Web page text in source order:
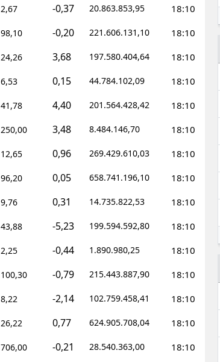
Kırklareli
Kırşehir
Kocaeli
Konya
Kütahya
Malatya
Manisa
Kahramanmaraş
Mardin
Muğla
Muş
Nevşehir
Niğde
Ordu
Rize
2,67 -0,37 20.863.853,95 18:10
98,10 -0,20 221.606.131,10 18:10
24,26 3,68 197.580.404,64 18:10
6,53 0,15 44.784.102,09 18:10
41,78 4,40 201.564.428,42 18:10
250,00 3,48 8.484.146,70 18:10
12,65 0,96 269.429.610,03 18:10
96,20 0,05 658.741.196,10 18:10
9,76 0,31 14.735.822,53 18:10
43,88 -5,23 199.594.592,80 18:10
2,25 -0,44 1.890.980,25 18:10
100,30 -0,79 215.443.887,90 18:10
8,22 -2,14 102.759.458,41 18:10
26,22 0,77 624.905.708,04 18:10
706,00 -0,21 28.540.363,00 18:10